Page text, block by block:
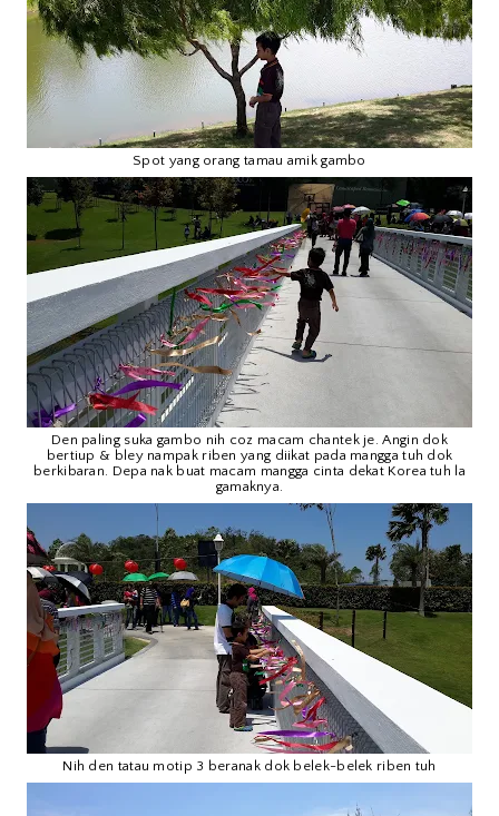
Spot yang orang tamau amik gambo
Den paling suka gambo nih coz macam chantek je. Angin dok
bertiup & bley nampak riben yang diikat pada mangga tuh dok
berkibaran. Depa nak buat macam mangga cinta dekat Korea tuh la
gamaknya.
Nih den tatau motip 3 beranak dok belek-belek riben tuh